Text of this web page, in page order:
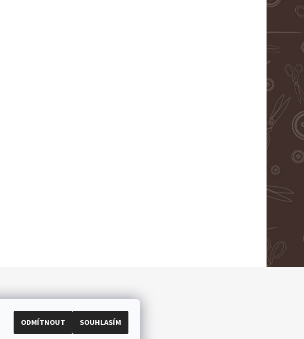
Swarovski šperky | Prostěradla
ODMÍTNOUT SOUHLASÍM